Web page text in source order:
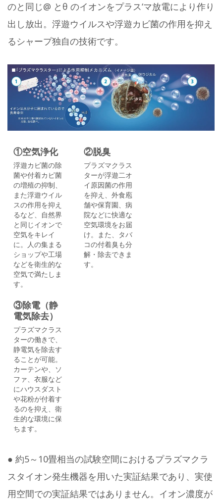
のと同じ@ とθ のイオンをプラス‘マ放電により作り
出し放出。浮遊ウイルスや浮遊カビ菌の作用を抑え
るシャープ独自の技術です。
①空気浄化
浮遊カビ菌の除
菌や付着カピ菌
の増殖の抑制、
また浮遊ウイル
スの作用を抑え
るなど、自然界
と同じイオンで
空気をキレイ
に。人の集まる
ショップや工場
などを衛生的な
空気で満たしま
す。
②脱臭
プラズマクラス
ターが浮遊二オ
イ原因菌の作用
を抑え、外食庖
舗や保育園、病
院などに快適な
空気環境をお届
け。また、タバ
コの付着臭も分
解・除去できま
す。
③除電（静
電気除去）
プラズマクラス
ターの働きで、
静電気を除去す
ることが可能。
カーテンや、ソ
ファ、衣服など
にハウスダスト
や花粉が付着す
るのを抑え、衛
生的な環境に保
ちます。
● 約5～10畳相当の試験空間におけるプラズマクラ
スタイオン発生機器を用いた実証結果であり、実使
用空間での実証結果ではありません。イオン濃度が